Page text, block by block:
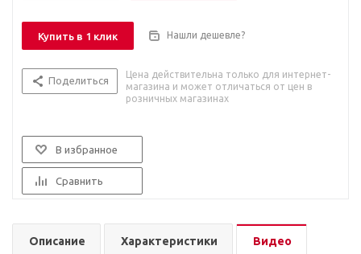
Купить в 1 клик Нашли дешевле?
Поделиться
Цена действительна только для интернет-
магазина и может отличаться от цен в
розничных магазинах
В избранное
Сравнить
Описание Характеристики Видео